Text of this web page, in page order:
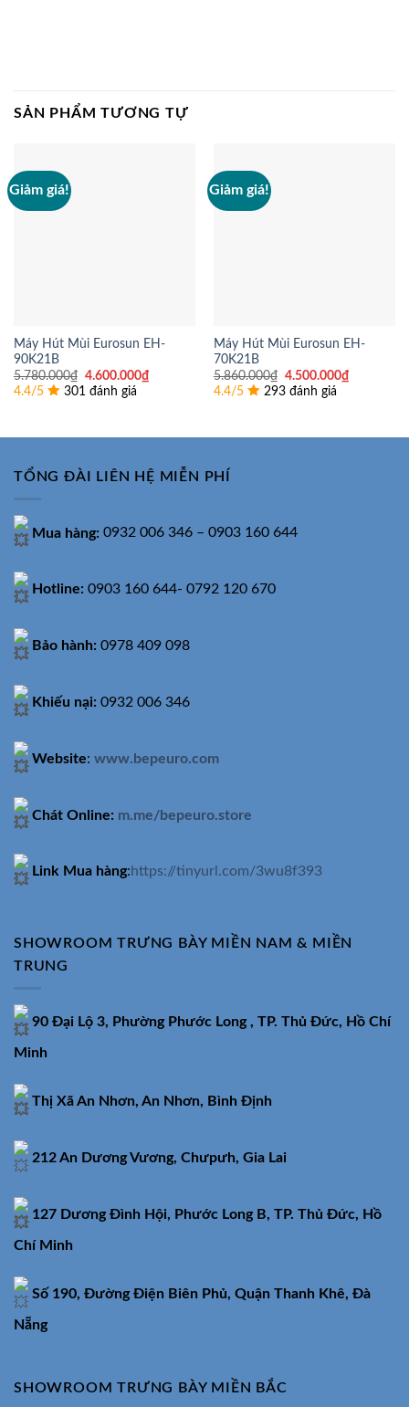
SẢN PHẨM TƯƠNG TỰ
Giảm giá!
Máy Hút Mùi Eurosun EH-
90K21B
5.780.000₫ Giá
gốc
là:
4.600.000₫Giá
4.4/5 301 đánh giá
Giảm giá!
Máy Hút Mùi Eurosun EH-
70K21B
5.860.000₫ Giá
gốc
là:
4.500.000₫Giá
4.4/5 293 đánh giá
TỔNG ĐÀI LIÊN HỆ MIỄN PHÍ
Mua hàng: 0932 006 346 – 0903 160 644
Hotline: 0903 160 644- 0792 120 670
Bảo hành: 0978 409 098
Khiếu nại: 0932 006 346
Website: www.bepeuro.com
Chát Online: m.me/bepeuro.store
Link Mua hàng:https://tinyurl.com/3wu8f393
SHOWROOM TRƯNG BÀY MIỀN NAM & MIỀN
TRUNG
90 Đại Lộ 3, Phường Phước Long , TP. Thủ Đức, Hồ Chí
Minh
Thị Xã An Nhơn, An Nhơn, Bình Định
212 An Dương Vương, Chưpưh, Gia Lai
127 Dương Đình Hội, Phước Long B, TP. Thủ Đức, Hồ
Chí Minh
Số 190, Đường Điện Biên Phủ, Quận Thanh Khê, Đà
Nẵng
SHOWROOM TRƯNG BÀY MIỀN BẮC